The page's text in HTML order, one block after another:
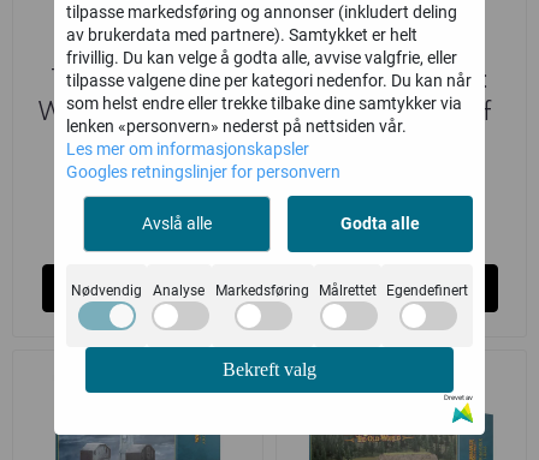
The Old World:
Walls And Fences
Games Workshop
270,-
på lager
Kjøp
The Old World:
Watchtower Of
555,-
Ikke på lager
Kjøp
tilpasse markedsføring og annonser (inkludert deling
av brukerdata med partnere). Samtykket er helt
frivillig. Du kan velge å godta alle, avvise valgfrie, eller
tilpasse valgene dine per kategori nedenfor. Du kan når
som helst endre eller trekke tilbake dine samtykker via
lenken «personvern» nederst på nettsiden vår.
Les mer om informasjonskapsler
Googles retningslinjer for personvern
Avslå alle Godta alle
Nødvendig Analyse Markedsføring Målrettet Egendefinert
Bekreft valg
Drevet av